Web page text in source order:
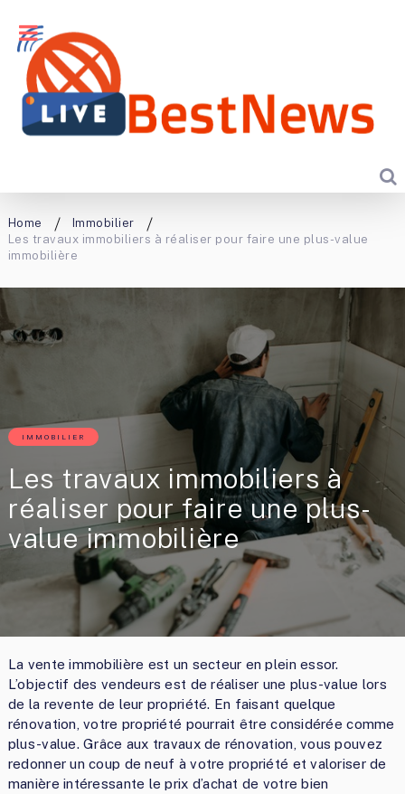
Home
Immobilier
Les travaux immobiliers à réaliser pour faire une plus-value
immobilière
IMMOBILIER
Les travaux immobiliers à
réaliser pour faire une plus-
value immobilière
La vente immobilière est un secteur en plein essor.
L’objectif des vendeurs est de réaliser une plus-value lors
de la revente de leur propriété. En faisant quelque
rénovation, votre propriété pourrait être considérée comme
plus-value. Grâce aux travaux de rénovation, vous pouvez
redonner un coup de neuf à votre propriété et valoriser de
manière intéressante le prix d’achat de votre bien